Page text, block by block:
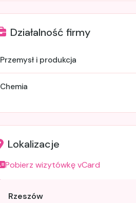
Działalność firmy
Przemysł i produkcja
Chemia
Lokalizacje
Pobierz wizytówkę vCard
Rzeszów